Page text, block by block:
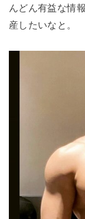
んどん有益な情
産したいなと。